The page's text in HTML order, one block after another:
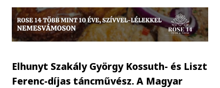
Elhunyt Szakály György Kossuth- és Liszt
Ferenc-díjas táncművész. A Magyar